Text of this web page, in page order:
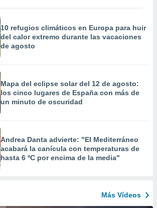
10 refugios climáticos en Europa para huir
del calor extremo durante las vacaciones
de agosto
Mapa del eclipse solar del 12 de agosto:
los cinco lugares de España con más de
un minuto de oscuridad
Andrea Danta advierte: "El Mediterráneo
acabará la canícula con temperaturas de
hasta 6 ºC por encima de la media"
Más Vídeos